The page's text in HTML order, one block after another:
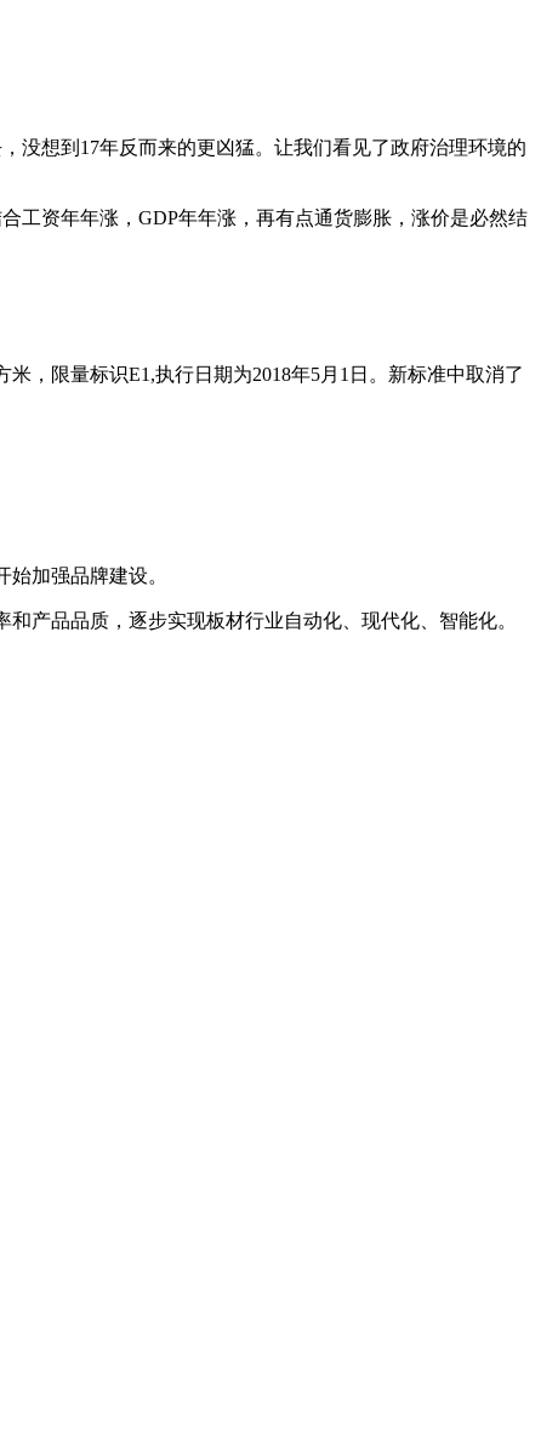
没想到17年反而来的更凶猛。让我们看见了政府治理环境的
工资年年涨，GDP年年涨，再有点通货膨胀，涨价是必然结
，限量标识E1,执行日期为2018年5月1日。新标准中取消了
加强品牌建设。
产品品质，逐步实现板材行业自动化、现代化、智能化。